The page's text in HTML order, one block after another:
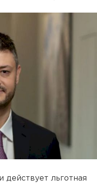
действует льготная